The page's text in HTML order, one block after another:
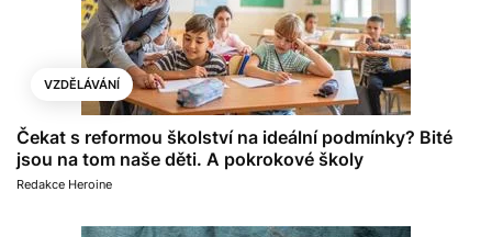
VZDĚLÁVÁNÍ
Čekat s reformou školství na ideální podmínky? Bité
jsou na tom naše děti. A pokrokové školy
Redakce Heroine